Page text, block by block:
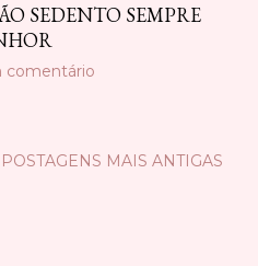
SEDENTO SEMPRE
comentário
POSTAGENS MAIS ANTIGAS